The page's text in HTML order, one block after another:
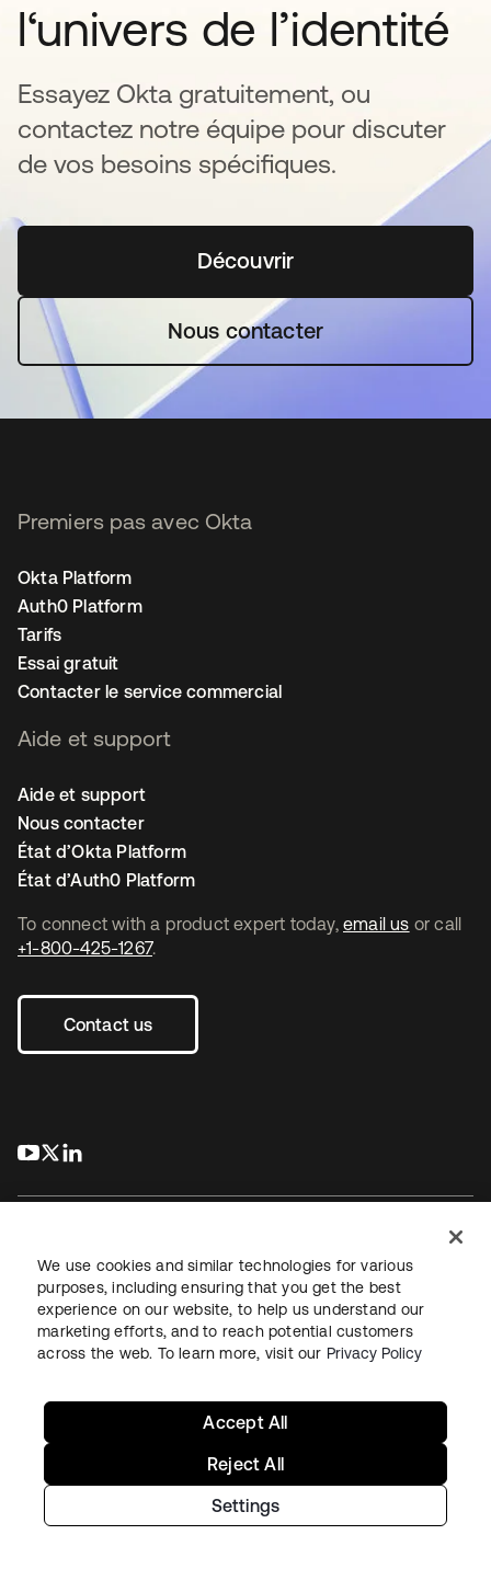
l‘univers de l’identité
Essayez Okta gratuitement, ou
contactez notre équipe pour discuter
de vos besoins spécifiques.
Découvrirs’ouvre dans un nouvel
Nous contacter
To connect with a product expert today, email us or call
+1-800-425-1267.
Contact us
s’ouvre dans un nouvel onglet
s’ouvre dans un nouvel onglet
Premiers pas avec Okta
Okta Platform
Auth0 Platform
Tarifs
Essai gratuit
Contacter le service commercial
Aide et support
Aide et support
Nous contacter
État d’Okta Platform
État d’Auth0 Platform
JuridiquePolitique de confidentialité
Conditions d’utilisation du siteSécuritéPlan du site
Paramètres des cookies
Copyright © 2026 Okta. Tous droits réservés.
We use cookies and similar technologies for various
purposes, including ensuring that you get the best
experience on our website, to help us understand our
marketing efforts, and to reach potential customers
across the web. To learn more, visit our Privacy Policy
Settings
Reject All
Accept All